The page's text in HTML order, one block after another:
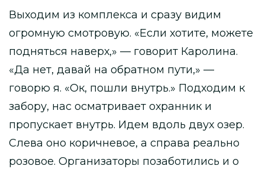
Выходим из комплекса и сразу видим
огромную смотровую. «Если хотите, можете
подняться наверх,» — говорит Каролина.
«Да нет, давай на обратном пути,» —
говорю я. «Ок, пошли внутрь.» Подходим к
забору, нас осматривает охранник и
пропускает внутрь. Идем вдоль двух озер.
Слева оно коричневое, а справа реально
розовое. Организаторы позаботились и о